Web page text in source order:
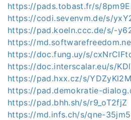
https://pads.tobast.fr/s/
https://codi.sevenvm.de/s/
https://pad.koeln.ccc.de/s/-
https://
https://doc.fung.uy/s/
https://doc.interscalar.eu/s/
https://pad.hxx.cz/s/
https://pad.demokratie-
https://pad.bhh.sh/s/r9_oT2fjZ
https://md.infs.ch/s/qne-35jm5